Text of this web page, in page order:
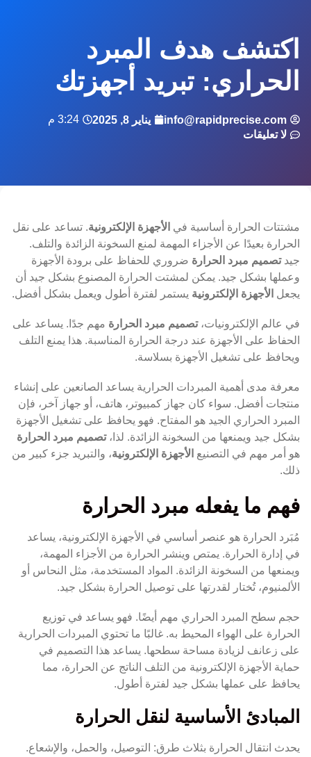
اكتشف هدف المبرد
الحراري: تبريد أجهزتك
info@rapidprecise.com يناير 8, 2025
3:24 م
لا تعليقات
مشتتات الحرارة أساسية في الأجهزة الإلكترونية. تساعد على نقل
الحرارة بعيدًا عن الأجزاء المهمة لمنع السخونة الزائدة والتلف.
جيد تصميم مبرد الحرارةضروري للحفاظ على برودة الأجهزة
وعملها بشكل جيد. يمكن لمشتت الحرارة المصنوع بشكل جيد أن
يجعل الأجهزة الإلكترونيةيستمر لفترة أطول ويعمل بشكل أفضل.
في عالم الإلكترونيات، تصميم مبرد الحرارةمهم جدًا. يساعد على
الحفاظ على الأجهزة عند درجة الحرارة المناسبة. هذا يمنع التلف
ويحافظ على تشغيل الأجهزة بسلاسة.
معرفة مدى أهمية المبردات الحرارية يساعد الصانعين على إنشاء
منتجات أفضل. سواء كان جهاز كمبيوتر، هاتف، أو جهاز آخر، فإن
المبرد الحراري الجيد هو المفتاح. فهو يحافظ على تشغيل الأجهزة
بشكل جيد ويمنعها من السخونة الزائدة. لذا، تصميم مبرد الحرارة
هو أمر مهم في التصنيع الأجهزة الإلكترونية، والتبريد جزء كبير من
ذلك.
فهم ما يفعله مبرد الحرارة
مُبَرد الحرارة هو عنصر أساسي في الأجهزة الإلكترونية، يساعد
في إدارة الحرارة. يمتص وينشر الحرارة من الأجزاء المهمة،
ويمنعها من السخونة الزائدة. المواد المستخدمة، مثل النحاس أو
الألمنيوم، تُختار لقدرتها على توصيل الحرارة بشكل جيد.
حجم سطح المبرد الحراري مهم أيضًا. فهو يساعد في توزيع
الحرارة على الهواء المحيط به. غالبًا ما تحتوي المبردات الحرارية
على زعانف لزيادة مساحة سطحها. يساعد هذا التصميم في
حماية الأجهزة الإلكترونية من التلف الناتج عن الحرارة، مما
يحافظ على عملها بشكل جيد لفترة أطول.
المبادئ الأساسية لنقل الحرارة
يحدث انتقال الحرارة بثلاث طرق: التوصيل، والحمل، والإشعاع.